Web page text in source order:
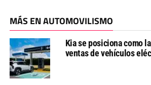
MÁS EN AUTOMOVILISMO
Kia se posiciona como
ventas de vehículos